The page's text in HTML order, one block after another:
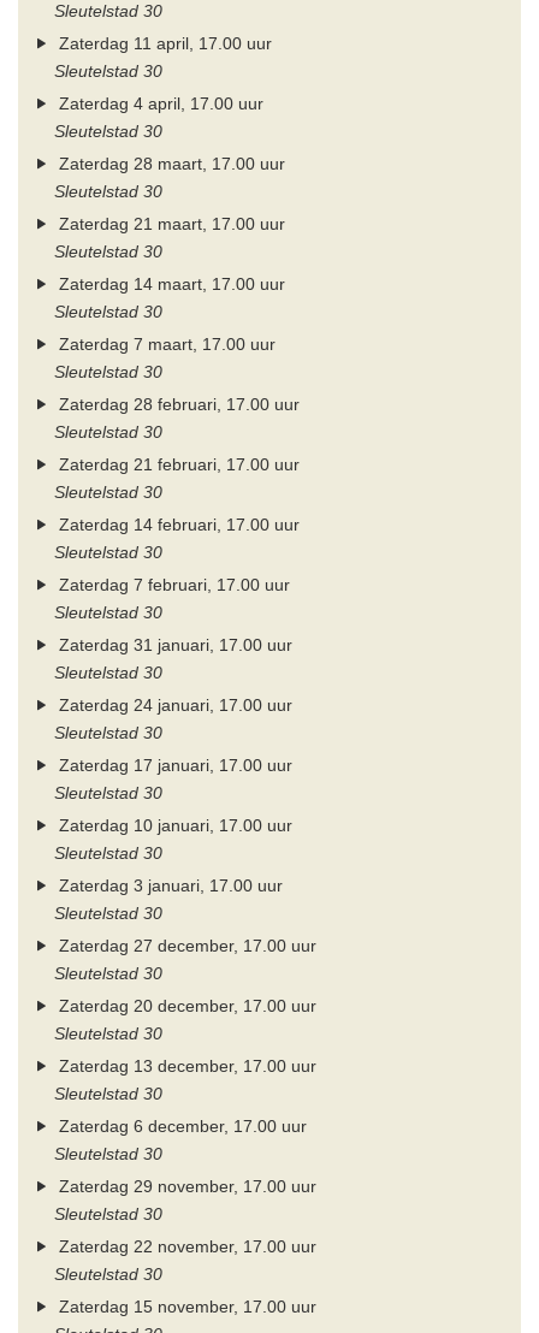
Sleutelstad 30
Zaterdag 11 april, 17.00 uur
Sleutelstad 30
Zaterdag 4 april, 17.00 uur
Sleutelstad 30
Zaterdag 28 maart, 17.00 uur
Sleutelstad 30
Zaterdag 21 maart, 17.00 uur
Sleutelstad 30
Zaterdag 14 maart, 17.00 uur
Sleutelstad 30
Zaterdag 7 maart, 17.00 uur
Sleutelstad 30
Zaterdag 28 februari, 17.00 uur
Sleutelstad 30
Zaterdag 21 februari, 17.00 uur
Sleutelstad 30
Zaterdag 14 februari, 17.00 uur
Sleutelstad 30
Zaterdag 7 februari, 17.00 uur
Sleutelstad 30
Zaterdag 31 januari, 17.00 uur
Sleutelstad 30
Zaterdag 24 januari, 17.00 uur
Sleutelstad 30
Zaterdag 17 januari, 17.00 uur
Sleutelstad 30
Zaterdag 10 januari, 17.00 uur
Sleutelstad 30
Zaterdag 3 januari, 17.00 uur
Sleutelstad 30
Zaterdag 27 december, 17.00 uur
Sleutelstad 30
Zaterdag 20 december, 17.00 uur
Sleutelstad 30
Zaterdag 13 december, 17.00 uur
Sleutelstad 30
Zaterdag 6 december, 17.00 uur
Sleutelstad 30
Zaterdag 29 november, 17.00 uur
Sleutelstad 30
Zaterdag 22 november, 17.00 uur
Sleutelstad 30
Zaterdag 15 november, 17.00 uur